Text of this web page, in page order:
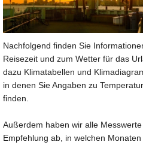
Nachfolgend finden Sie
Reisezeit und zum Wetter für das
dazu Klimatabellen und
in denen Sie Angaben zu
finden.
Außerdem haben wir alle
Empfehlung ab, in welchen